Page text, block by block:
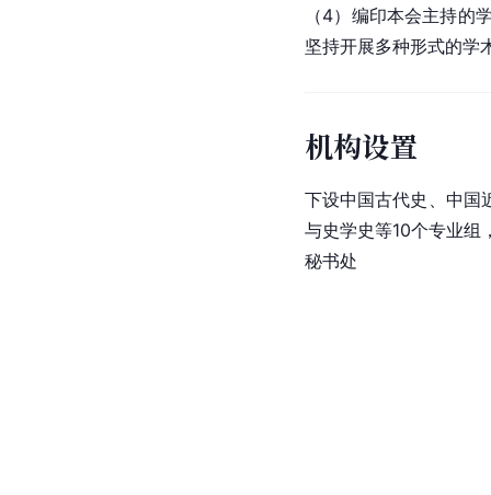
（4）编印本会主持的
坚持开展多种形式的学
机构设置
下设中国古代史、中国
与史学史等10个专业组
秘书处